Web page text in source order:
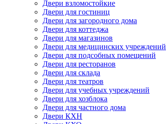
Двери взломостойкие
Двери для гостиниц
Двери для загородного дома
Двери для коттеджа
Двери для магазинов
Двери для медицинских учреждений
Двери для подсобных помещений
Двери для ресторанов
Двери для склада
Двери для театров
Двери для учебных учреждений
Двери для хозблока
Двери для частного дома
Двери КХН